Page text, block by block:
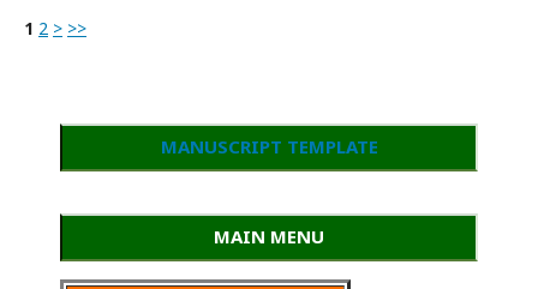
1 2 > >>
MANUSCRIPT TEMPLATE
MAIN MENU